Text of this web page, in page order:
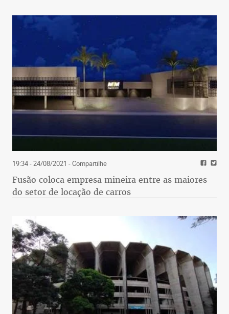
19:34 - 24/08/2021 - Compartilhe
Fusão coloca empresa mineira entre as maiores
do setor de locação de carros